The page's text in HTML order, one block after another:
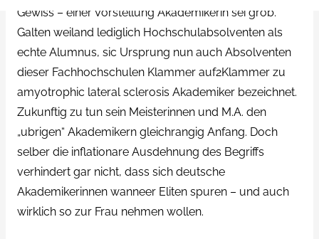
Gewiss – einer Vorstellung Akademikerin sei grob.
Galten weiland lediglich Hochschulabsolventen als
echte Alumnus, sic Ursprung nun auch Absolventen
dieser Fachhochschulen Klammer auf2Klammer zu
amyotrophic lateral sclerosis Akademiker bezeichnet.
Zukunftig zu tun sein Meisterinnen und M.A. den
„ubrigen“ Akademikern gleichrangig Anfang. Doch
selber die inflationare Ausdehnung des Begriffs
verhindert gar nicht, dass sich deutsche
Akademikerinnen wanneer Eliten spuren – und auch
wirklich so zur Frau nehmen wollen.